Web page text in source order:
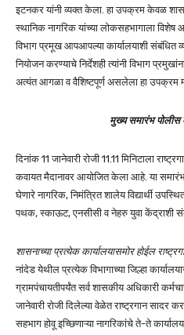
इटनकर यांनी व्यक्त केला. हा उपक्रम केवळ
स्थानिक नागरिक यांच्या लोकसहभागाला
विभाग प्रमूख आपआपल्या कार्यालयाशी संबंधित
नियोजन करण्याचे निर्देशही त्यांनी विभाग
अत्यंत आगळा व वैशिष्टपूर्ण असलेला हा उपक्रम
मुख्य समारंभ पोलीस
दिनांक 11 जानेवारी रोजी 11.11 मिनिटाला
कवायत मैदानावर आयोजित केला आहे. या
घेणारे नागरिक, निमंत्रित शालेय विद्यार्थी
पथक, स्काऊट, एनसीसी व नेहरु युवा केंद्राशी
शासनाच्या प्रत्येक कार्यालयासमोर होईल
नांदेड येथील प्रत्येक विभागाच्या जिल्हा
ग्रामपंचायतीपर्यंत सर्व शासकीय अधिकारी
जानेवारी रोजी दिलेल्या वेळेत राष्ट्रगान सादर
सहभाग होवू इच्छिणाऱ्या नागरिकांचे ते-ते